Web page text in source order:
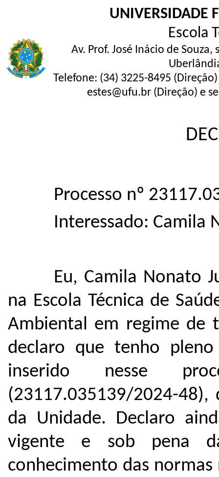
UNIVERSIDADE
Escola
Av. Prof. José Inácio de
Telefone: (34) 3225-8495
estes@ufu.br (Direção) e
Processo nº
Interessado: Camila
Eu, Camila Nonato
na Escola Técnica de
Ambiental em regime de
declaro que tenho
inserido nesse
(23117.035139/2024-48),
da Unidade. Declaro
vigente e sob pena
conhecimento das